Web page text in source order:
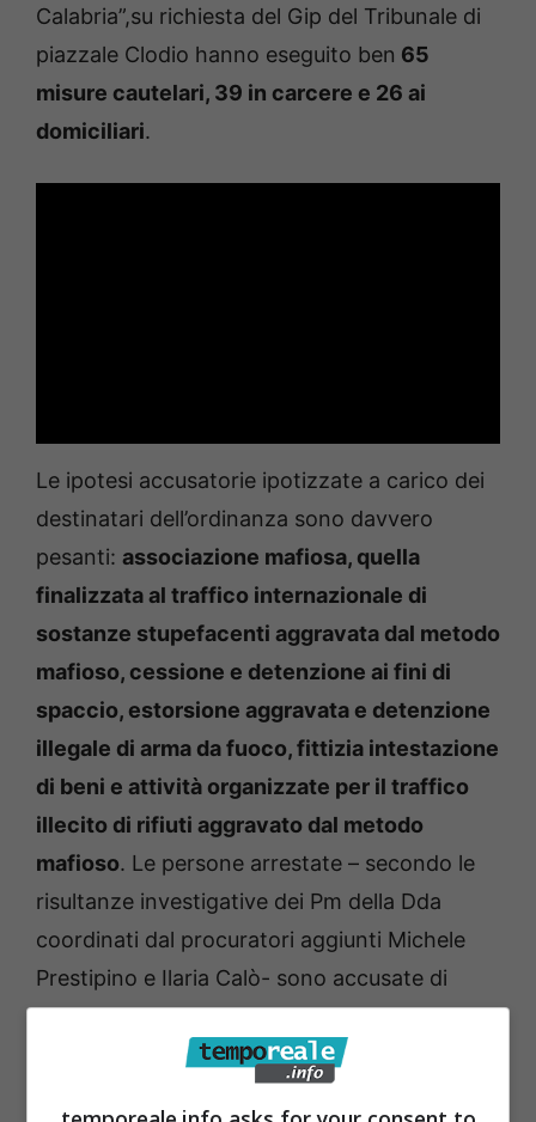
Calabria”,su richiesta del Gip del Tribunale di
piazzale Clodio hanno eseguito ben 65
misure cautelari, 39 in carcere e 26 ai
domiciliari.
Le ipotesi accusatorie ipotizzate a carico dei
destinatari dell’ordinanza sono davvero
pesanti: associazione mafiosa, quella
finalizzata al traffico internazionale di
sostanze stupefacenti aggravata dal metodo
mafioso, cessione e detenzione ai fini di
spaccio, estorsione aggravata e detenzione
illegale di arma da fuoco, fittizia intestazione
di beni e attività organizzate per il traffico
illecito di rifiuti aggravato dal metodo
mafioso. Le persone arrestate – secondo le
risultanze investigative dei Pm della Dda
coordinati dal procuratori aggiunti Michele
Prestipino e Ilaria Calò- sono accusate di
assunto il controllo del territorio nel litorale a
sud di Roma, soprattutto nei comuni di